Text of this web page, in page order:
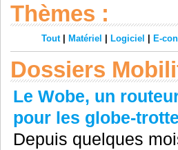
Thèmes :
Tout| Matériel Logiciel E-
Dossiers
Le Wobe, un
pour les globe-
Depuis quelques